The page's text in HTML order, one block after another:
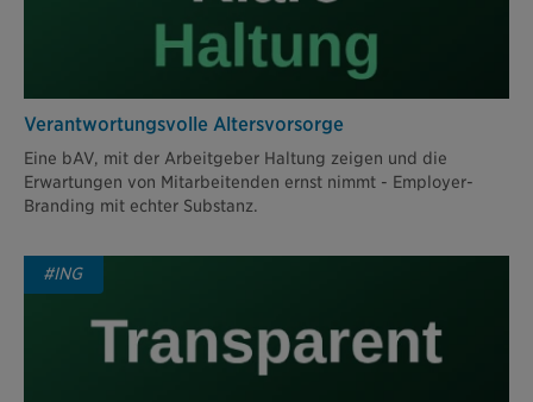
Verantwortungsvolle Altersvorsorge
Eine bAV, mit der Arbeitgeber Haltung zeigen und die
Erwartungen von Mitarbeitenden ernst nimmt - Employer-
Branding mit echter Substanz.
#ING